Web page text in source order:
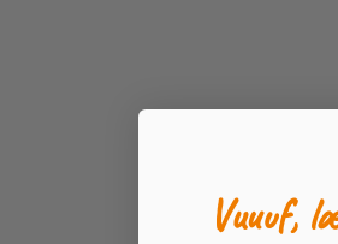
Vuuuf,